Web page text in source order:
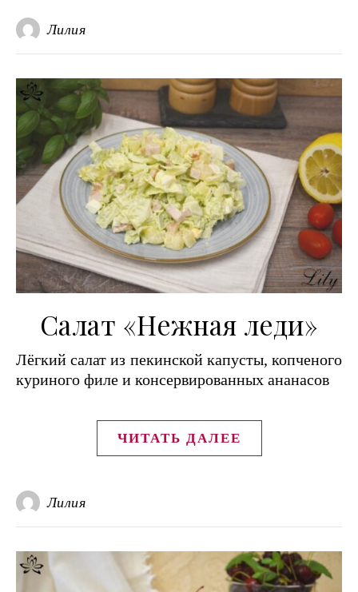
Лилия
Салат «Нежная леди»
Лёгкий салат из пекинской капусты, копченого
куриного филе и консервированных ананасов
ЧИТАТЬ ДАЛЕЕ
Лилия